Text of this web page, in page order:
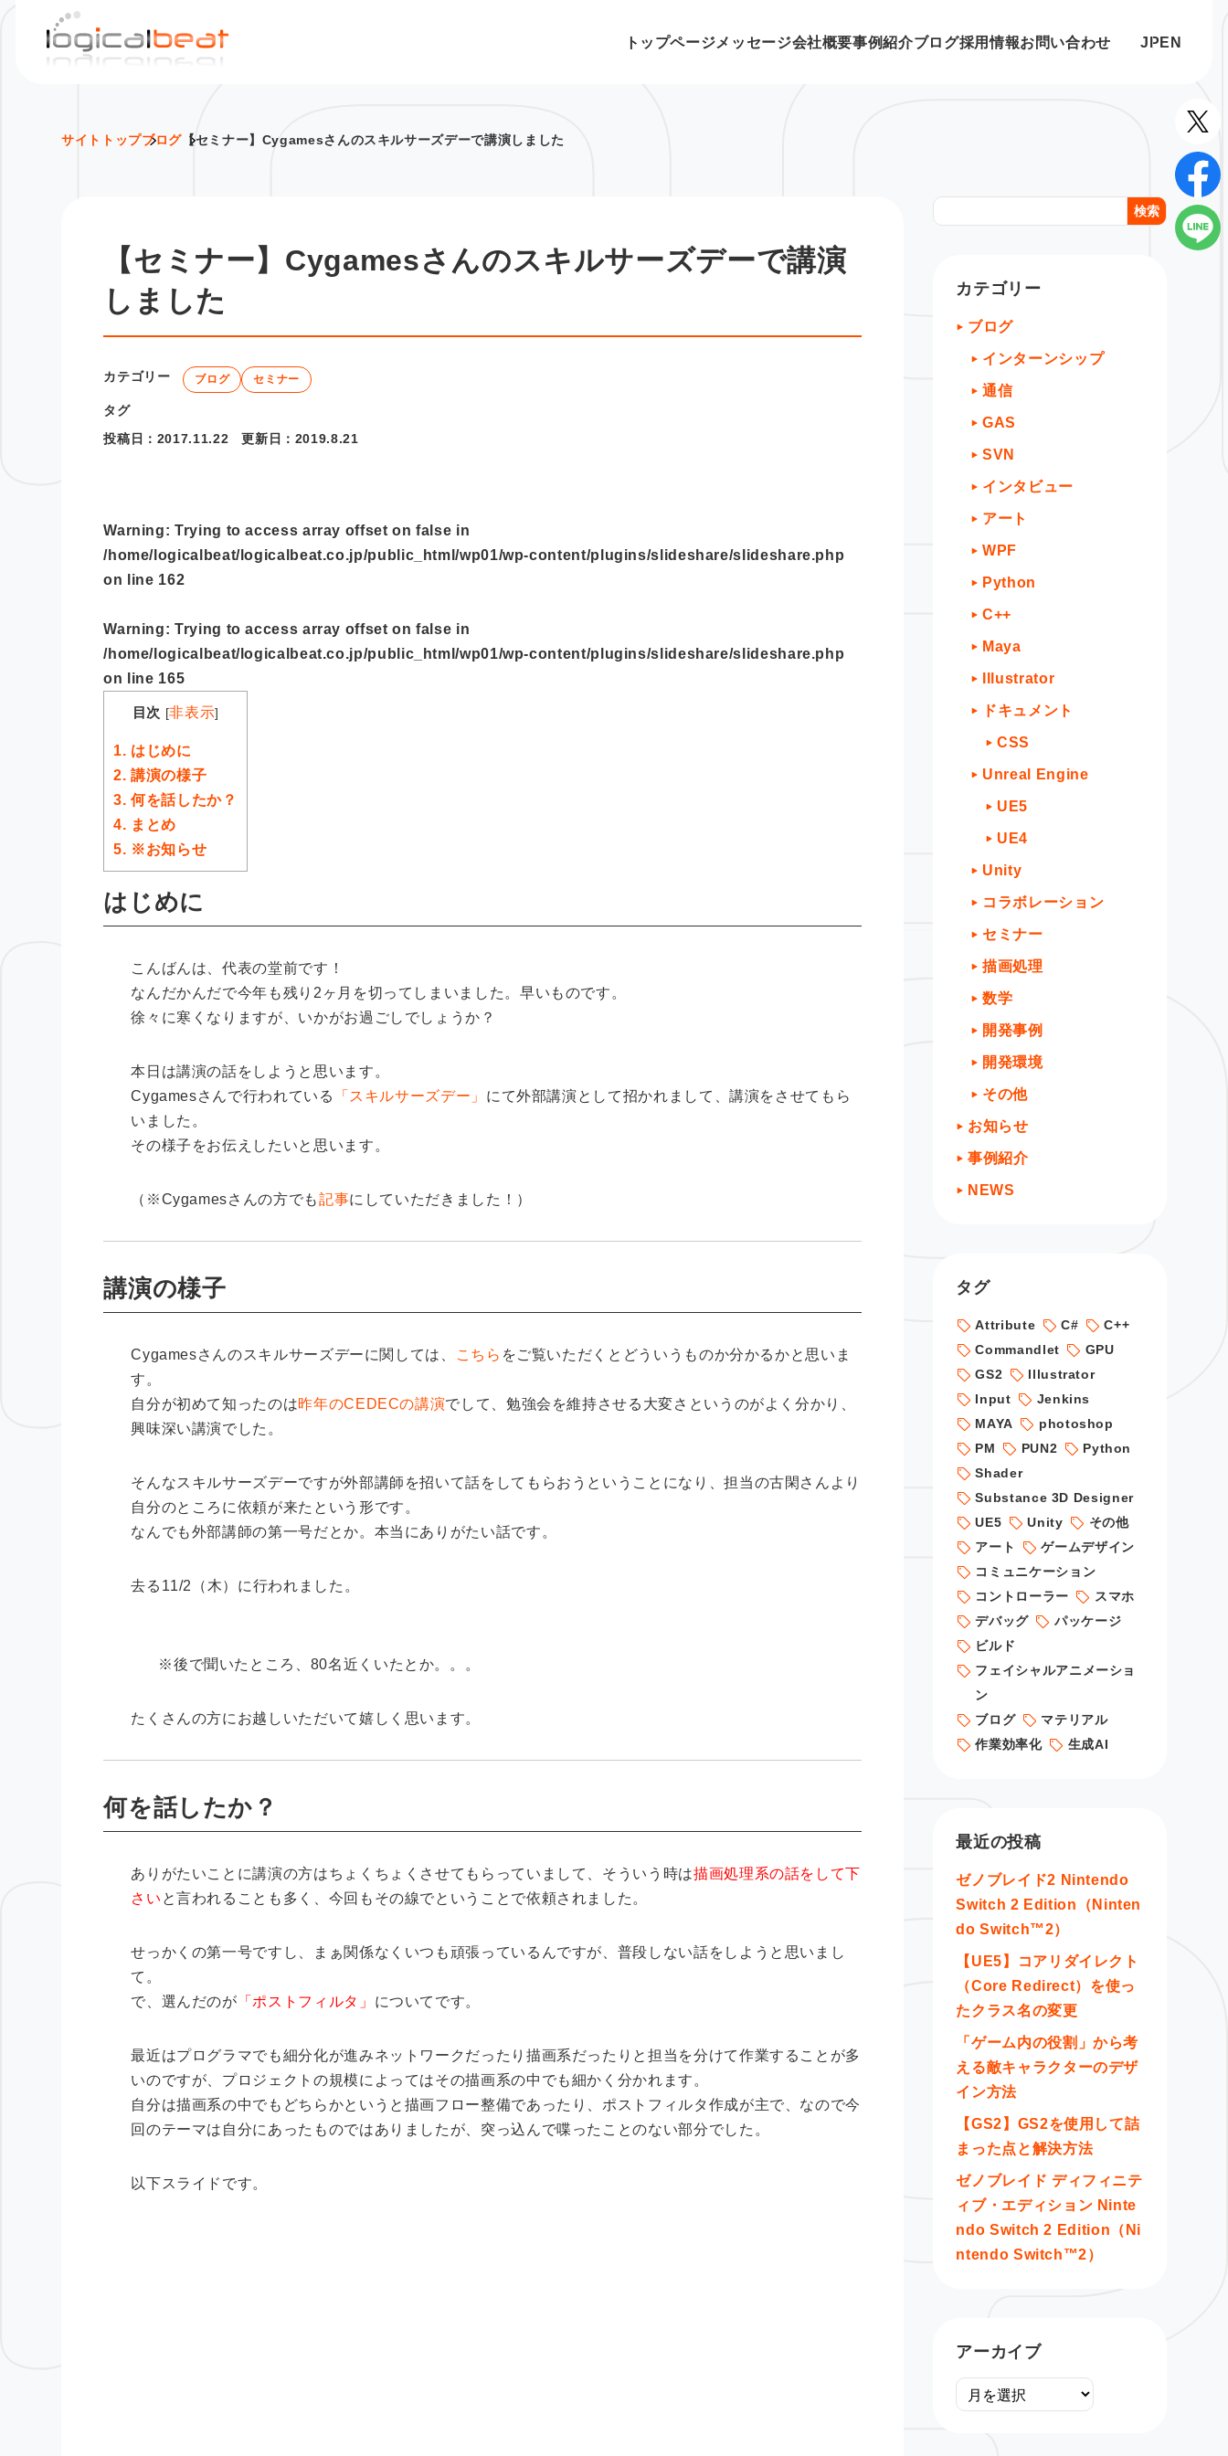
トップページメッセージ会社概要事例紹介ブログ採用情報お問い合わせ JP EN
サイトトップブログ【セミナー】Cygamesさんのスキルサーズデーで講演しました
【セミナー】Cygamesさんのスキルサーズデーで講演
しました
カテゴリー ブログ セミナー
タグ
投稿日： 2017.11.22 更新日： 2019.8.21
Warning: Trying to access array offset on false in
/home/logicalbeat/logicalbeat.co.jp/public_html/wp01/wp-content/plugins/slideshare/slideshare.php
on line 162
Warning: Trying to access array offset on false in
/home/logicalbeat/logicalbeat.co.jp/public_html/wp01/wp-content/plugins/slideshare/slideshare.php
on line 165
目次 [非表示]
1. はじめに
2. 講演の様子
3. 何を話したか？
4. まとめ
5. ※お知らせ
はじめに
こんばんは、代表の堂前です！
なんだかんだで今年も残り2ヶ月を切ってしまいました。早いものです。
徐々に寒くなりますが、いかがお過ごしでしょうか？
本日は講演の話をしようと思います。
Cygamesさんで行われている
「スキルサーズデー」 にて外部講演として招かれまして、講演をさせてもら
いました。
その様子をお伝えしたいと思います。
（※Cygamesさんの方でも記事にしていただきました！）
講演の様子
Cygamesさんのスキルサーズデーに関しては、 こちら をご覧いただくとどういうものか分かるかと思いま
す。
自分が初めて知ったのは昨年のCEDECの講演でして、勉強会を維持させる大変さというのがよく分かり、
興味深い講演でした。
そんなスキルサーズデーですが外部講師を招いて話をしてもらおうということになり、担当の古閑さんより
自分のところに依頼が来たという形です。
なんでも外部講師の第一号だとか。本当にありがたい話です。
去る11/2（木）に行われました。
※後で聞いたところ、80名近くいたとか。。。
たくさんの方にお越しいただいて嬉しく思います。
何を話したか？
ありがたいことに講演の方はちょくちょくさせてもらっていまして、そういう時は描画処理系の話をして下
さい と言われることも多く、今回もその線でということで依頼されました。
せっかくの第一号ですし、まぁ関係なくいつも頑張っているんですが、普段しない話をしようと思いまし
て。
で、選んだのが 「ポストフィルタ」 についてです。
最近はプログラマでも細分化が進みネットワークだったり描画系だったりと担当を分けて作業することが多
いのですが、プロジェクトの規模によってはその描画系の中でも細かく分かれます。
自分は描画系の中でもどちらかというと描画フロー整備であったり、ポストフィルタ作成が主で、なので今
回のテーマは自分にあったものではありましたが、突っ込んで喋ったことのない部分でした。
以下スライドです。
検索
カテゴリー
ブログ
インターンシップ
通信
GAS
SVN
インタビュー
アート
WPF
Python
C++
Maya
Illustrator
ドキュメント
CSS
Unreal Engine
UE5
UE4
Unity
コラボレーション
セミナー
描画処理
数学
開発事例
開発環境
その他
お知らせ
事例紹介
NEWS
タグ
Attribute C#
C++
Commandlet
GPU
GS2
Illustrator
Input
Jenkins
MAYA
photoshop
PM
PUN2
Python
Shader
Substance 3D Designer
UE5
Unity
その他
アート
ゲームデザイン
コミュニケーション
コントローラー
スマホ
デバッグ
パッケージ
ビルド
フェイシャルアニメーショ
ン
ブログ
マテリアル
作業効率化
生成AI
最近の投稿
ゼノブレイド2 Nintendo
Switch 2 Edition（Ninten
do Switch™2）
【UE5】コアリダイレクト
（Core Redirect）を使っ
たクラス名の変更
「ゲーム内の役割」から考
える敵キャラクターのデザ
イン方法
【GS2】GS2を使用して詰
まった点と解決方法
ゼノブレイド ディフィニテ
ィブ・エディション Ninte
ndo Switch 2 Edition（Ni
ntendo Switch™2）
アーカイブ